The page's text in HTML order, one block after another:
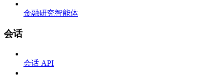
金融研究智能体
会话
会话 API